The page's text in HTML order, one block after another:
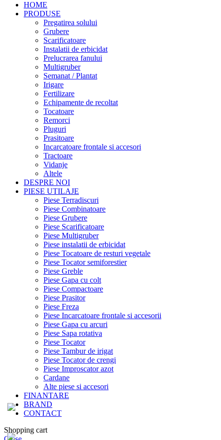
HOME
PRODUSE
Pregatirea solului
Grubere
Scarificatoare
Instalatii de erbicidat
Prelucrarea fanului
Multigruber
Semanat / Plantat
Irigare
Fertilizare
Echipamente de recoltat
Tocatoare
Remorci
Pluguri
Prasitoare
Incarcatoare frontale si accesori
Tractoare
Vidanje
Altele
DESPRE NOI
PIESE UTILAJE
Piese Terradiscuri
Piese Combinatoare
Piese Grubere
Piese Scarificatoare
Piese Multigruber
Piese instalatii de erbicidat
Piese Tocatoare de resturi vegetale
Piese Tocator semiforestier
Piese Greble
Piese Gapa cu colt
Piese Compactoare
Piese Prasitor
Piese Freza
Piese Incarcatoare frontale si accesorii
Piese Gapa cu arcuri
Piese Sapa rotativa
Piese Tocator
Piese Tambur de irigat
Piese Tocator de crengi
Piese Improscator azot
Cardane
Alte piese si accesori
FINANTARE
BRAND
CONTACT
Shopping cart